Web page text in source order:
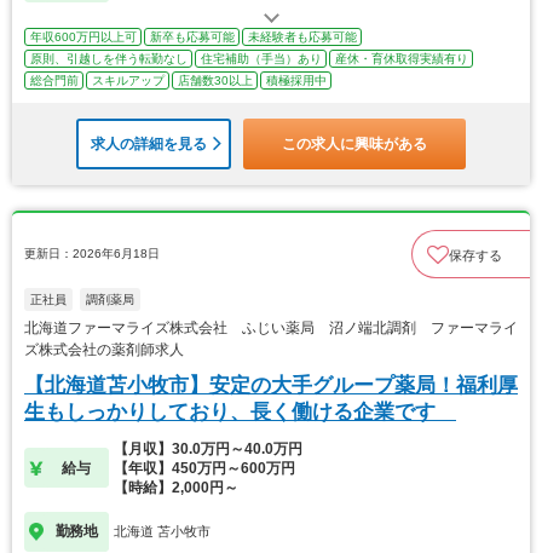
年収600万円以上可 新卒も応募可能
未経験者も応募可能
原則、引越しを伴う転勤なし
住宅補助（手当）あり
産休・育休取得実績有り
総合門前
スキルアップ 店舗数30以上 積極採用中
求人の詳細を見る この求人に興味がある
更新日：2026年6月18日 保存する
正社員 調剤薬局
北海道ファーマライズ株式会社 ふじい薬局 沼ノ端北調剤 ファーマライ
ズ株式会社の薬剤師求人
【北海道苫小牧市】安定の大手グループ薬局！福利厚
生もしっかりしており、長く働ける企業です
給与
【月収】30.0万円～40.0万円
【年収】450万円～600万円
【時給】2,000円～
勤務地 北海道 苫小牧市